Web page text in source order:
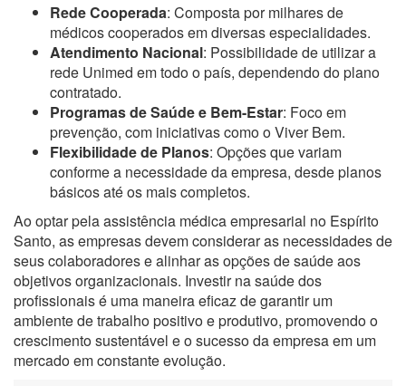
Rede Cooperada: Composta por milhares de
médicos cooperados em diversas especialidades.
Atendimento Nacional: Possibilidade de utilizar a
rede Unimed em todo o país, dependendo do plano
contratado.
Programas de Saúde e Bem-Estar: Foco em
prevenção, com iniciativas como o Viver Bem.
Flexibilidade de Planos: Opções que variam
conforme a necessidade da empresa, desde planos
básicos até os mais completos.
Ao optar pela assistência médica empresarial no Espírito
Santo, as empresas devem considerar as necessidades de
seus colaboradores e alinhar as opções de saúde aos
objetivos organizacionais. Investir na saúde dos
profissionais é uma maneira eficaz de garantir um
ambiente de trabalho positivo e produtivo, promovendo o
crescimento sustentável e o sucesso da empresa em um
mercado em constante evolução.